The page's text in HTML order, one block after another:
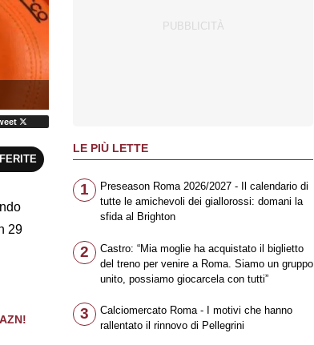
29
LE PIÙ LETTE
1
Preseason Roma 2026/2027 - Il calendario di
tutte le amichevoli dei giallorossi: domani la
sfida al Brighton
2
Castro: “Mia moglie ha acquistato il biglietto
del treno per venire a Roma. Siamo un gruppo
unito, possiamo giocarcela con tutti”
3
Calciomercato Roma - I motivi che hanno
rallentato il rinnovo di Pellegrini